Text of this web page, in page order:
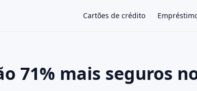
Cartões de crédito
×
71% mais seguros